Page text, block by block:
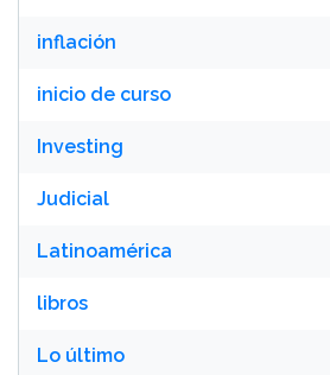
inflación
inicio de curso
Investing
Judicial
Latinoamérica
libros
Lo último